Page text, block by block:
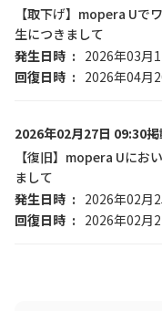
【取下げ】mopera Uで
生につきまして
発生日時
2026年03月
回復日時
2026年04月
2026年02月27日 09:30
【復旧】mopera Uにお
まして
発生日時
2026年02月
回復日時
2026年02月